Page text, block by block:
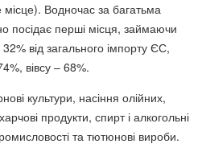
Водночас за багатьма
посідає перші місця, займаючи
від загального імпорту ЄС,
вівсу – 68%.
культури, насіння олійних,
продукти, спирт і алкогольні
та тютюнові вироби.